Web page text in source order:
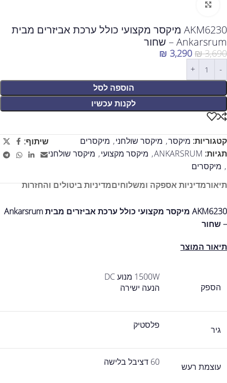
AKM6230 מיקסר מקצועי כולל ערכת אביזרים מבית
Ankarsrum – שחור
₪3,690
₪ 3,290
הוספה לסל
לקנות עכשיו
קטגוריות: מיקסר, מיקסר שולחני, מיקסרים
תגיות: ANKARSRUM
, מיקסר מקצועי, מיקסר שולחני
, מיקסרים
שיתוף:
תיאורמדיניות אספקה ומשלוחיםמדיניות ביטולים והחזרות
AKM6230 מיקסר מקצועי כולל ערכת אביזרים מבית Ankarsrum
– שחור
תיאור המוצר
הספק
1500W מנוע DC
הנעה ישירה
גיר פלסטיק
עוצמת רעש 60 דציבל בלישה